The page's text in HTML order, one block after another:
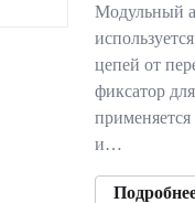
Модульный
цепей от
фиксатор
и…